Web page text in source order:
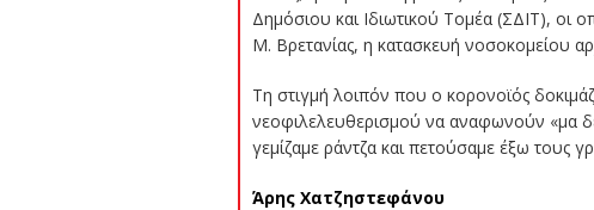
Δημόσιου και Ιδιωτικού Τομέα (ΣΔΙΤ), οι
Μ. Βρετανίας, η κατασκευή νοσοκομείου
Τη στιγμή λοιπόν που ο κορονοϊός
νεοφιλελευθερισμού να αναφωνούν «μα
γεμίζαμε ράντζα και πετούσαμε έξω τους
Άρης Χατζηστεφάνου